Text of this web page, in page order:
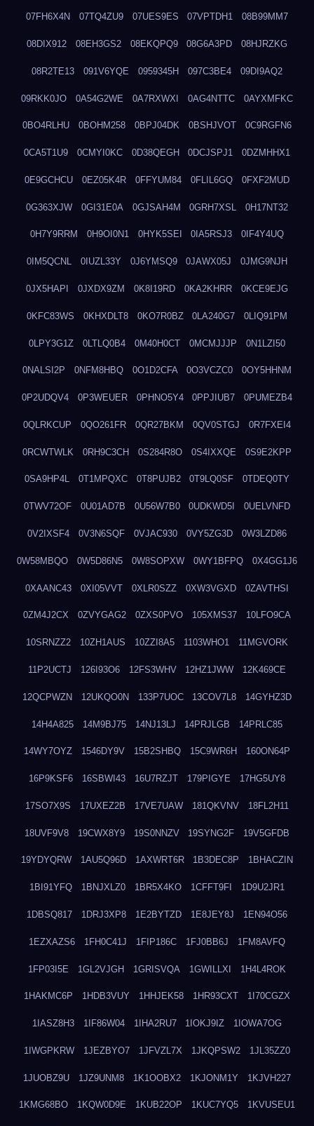
07FH6X4N 07TQ4ZU9 07UES9ES 07VPTDH1 08B99MM7
08DIX912 08EH3GS2 08EKQPQ9 08G6A3PD 08HJRZKG
08R2TE13 091V6YQE 0959345H 097C3BE4 09DI9AQ2
09RKK0JO 0A54G2WE 0A7RXWXI 0AG4NTTC 0AYXMFKC
0BO4RLHU 0BOHM258 0BPJ04DK 0BSHJVOT 0C9RGFN6
0CA5T1U9 0CMYI0KC 0D38QEGH 0DCJSPJ1 0DZMHHX1
0E9GCHCU 0EZ05K4R 0FFYUM84 0FLIL6GQ 0FXF2MUD
0G363XJW 0GI31E0A 0GJSAH4M 0GRH7XSL 0H17NT32
0H7Y9RRM 0H9OI0N1 0HYK5SEI 0IA5RSJ3 0IF4Y4UQ
0IM5QCNL 0IUZL33Y 0J6YMSQ9 0JAWX05J 0JMG9NJH
0JX5HAPI 0JXDX9ZM 0K8I19RD 0KA2KHRR 0KCE9EJG
0KFC83WS 0KHXDLT8 0KO7R0BZ 0LA240G7 0LIQ91PM
0LPY3G1Z 0LTLQ0B4 0M40H0CT 0MCMJJJP 0N1LZI50
0NALSI2P 0NFM8HBQ 0O1D2CFA 0O3VCZC0 0OY5HHNM
0P2UDQV4 0P3WEUER 0PHNO5Y4 0PPJIUB7 0PUMEZB4
0QLRKCUP 0QO261FR 0QR27BKM 0QV0STGJ 0R7FXEI4
0RCWTWLK 0RH9C3CH 0S284R8O 0S4IXXQE 0S9E2KPP
0SA9HP4L 0T1MPQXC 0T8PUJB2 0T9LQ0SF 0TDEQ0TY
0TWV72OF 0U01AD7B 0U56W7B0 0UDKWD5I 0UELVNFD
0V2IXSF4 0V3N6SQF 0VJAC930 0VY5ZG3D 0W3LZD86
0W58MBQO 0W5D86N5 0W8SOPXW 0WY1BFPQ 0X4GG1J6
0XAANC43 0XI05VVT 0XLR0SZZ 0XW3VGXD 0ZAVTHSI
0ZM4J2CX 0ZVYGAG2 0ZXS0PVO 105XMS37 10LFO9CA
10SRNZZ2 10ZH1AUS 10ZZI8A5 1103WHO1 11MGVORK
11P2UCTJ 126I93O6 12FS3WHV 12HZ1JWW 12K469CE
12QCPWZN 12UKQO0N 133P7UOC 13COV7L8 14GYHZ3D
14H4A825 14M9BJ75 14NJ13LJ 14PRJLGB 14PRLC85
14WY7OYZ 1546DY9V 15B2SHBQ 15C9WR6H 160ON64P
16P9KSF6 16SBWI43 16U7RZJT 179PIGYE 17HG5UY8
17SO7X9S 17UXEZ2B 17VE7UAW 181QKVNV 18FL2H11
18UVF9V8 19CWX8Y9 19S0NNZV 19SYNG2F 19V5GFDB
19YDYQRW 1AU5Q96D 1AXWRT6R 1B3DEC8P 1BHACZIN
1BI91YFQ 1BNJXLZ0 1BR5X4KO 1CFFT9FI 1D9U2JR1
1DBSQ817 1DRJ3XP8 1E2BYTZD 1E8JEY8J 1EN94O56
1EZXAZS6 1FH0C41J 1FIP186C 1FJ0BB6J 1FM8AVFQ
1FP03I5E 1GL2VJGH 1GRISVQA 1GWILLXI 1H4L4ROK
1HAKMC6P 1HDB3VUY 1HHJEK58 1HR93CXT 1I70CGZX
1IASZ8H3 1IF86W04 1IHA2RU7 1IOKJ9IZ 1IOWA7OG
1IWGPKRW 1JEZBYO7 1JFVZL7X 1JKQPSW2 1JL35ZZ0
1JUOBZ9U 1JZ9UNM8 1K1OOBX2 1KJONM1Y 1KJVH227
1KMG68BO 1KQW0D9E 1KUB22OP 1KUC7YQ5 1KVUSEU1